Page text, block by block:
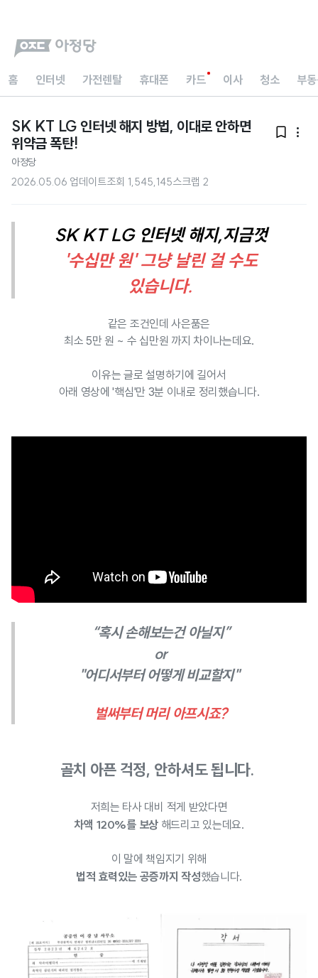
홈 인터넷 가전렌탈 휴대폰 카드 이사 청소 부
SK KT LG 인터넷 해지 방법, 이대로 안하면
위약금 폭탄!
 
아정당
2026.05.06 업데이트조회 1,545,145스크랩 2
SK KT LG 인터넷 해지,지금껏
'수십만 원' 그냥 날린 걸 수도
있습니다.
같은 조건인데 사은품은
최소 5만 원 ~ 수 십만원 까지 차이나는데요.
이유는 글로 설명하기에 길어서
아래 영상에 '핵심'만 3분 이내로 정리했습니다.
“혹시 손해보는건 아닐지”
or
"어디서부터 어떻게 비교할지" ​
벌써부터 머리 아프시죠?
골치 아픈 걱정, 안하셔도 됩니다. ​
저희는 타사 대비 적게 받았다면
차액 120%를 보상 해드리고 있는데요.
이 말에 책임지기 위해
법적 효력있는 공증까지 작성했습니다.